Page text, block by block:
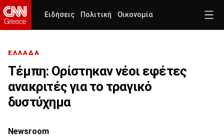
Ειδήσεις Πολιτική Οικονομία
ΕΛΛΑΔΑ
Τέμπη: Ορίστηκαν νέοι εφέτες
ανακριτές για το τραγικό
δυστύχημα
Newsroom